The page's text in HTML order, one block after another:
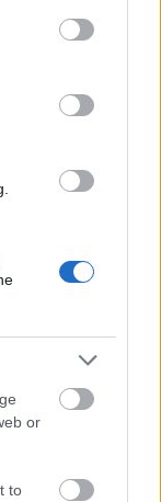
may click to
party tags to
below Google
or
to
sztárrá
esként ezzel
ben Sidney
előtte Marc-
A
Modano
mai
a
ki fog elkelni
nagy
lesz,
sem. Ha jól
a